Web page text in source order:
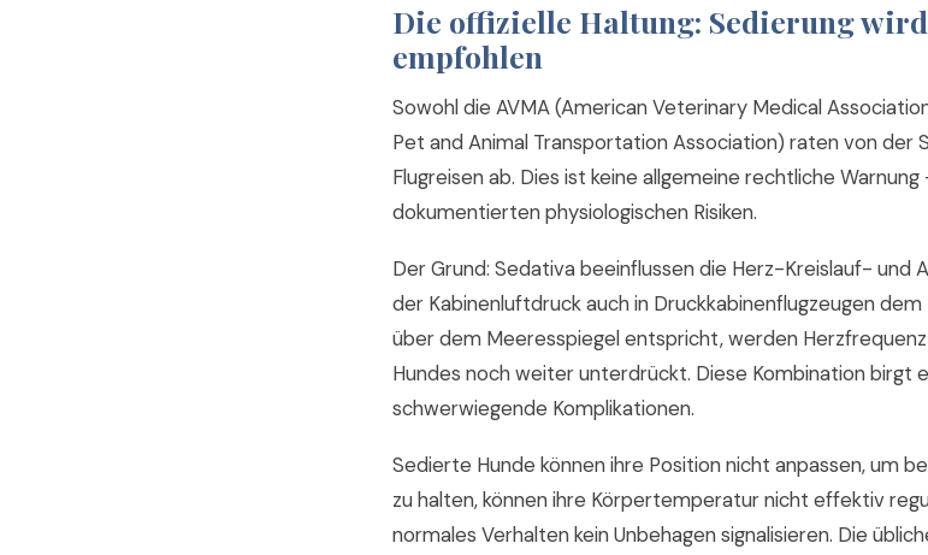
Die offizielle Haltung: Sedierung
empfohlen
Sowohl die AVMA (American Veterinary Medical
Pet and Animal Transportation Association) raten von der
Flugreisen ab. Dies ist keine allgemeine rechtliche
dokumentierten physiologischen Risiken.
Der Grund: Sedativa beeinflussen die Herz-Kreislauf- und
der Kabinenluftdruck auch in Druckkabinenflugzeugen
über dem Meeresspiegel entspricht, werden
Hundes noch weiter unterdrückt. Diese Kombination birgt
schwerwiegende Komplikationen.
Sedierte Hunde können ihre Position nicht anpassen, um
zu halten, können ihre Körpertemperatur nicht effektiv
normales Verhalten kein Unbehagen signalisieren. Die